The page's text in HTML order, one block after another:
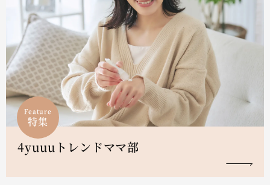
Feature
特集
4yuuuトレンドママ部